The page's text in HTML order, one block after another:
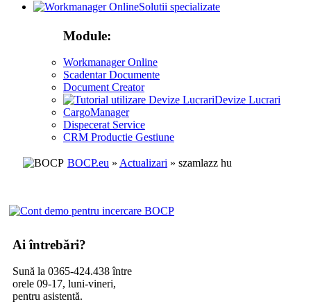
Solutii specializate
Module:
Workmanager Online
Scadentar Documente
Document Creator
Devize Lucrari
CargoManager
Dispecerat Service
CRM Productie Gestiune
BOCP.eu » Actualizari » szamlazz hu
Ai întrebări?
Sună la 0365-424.438 între
orele 09-17, luni-vineri,
pentru asistentă.